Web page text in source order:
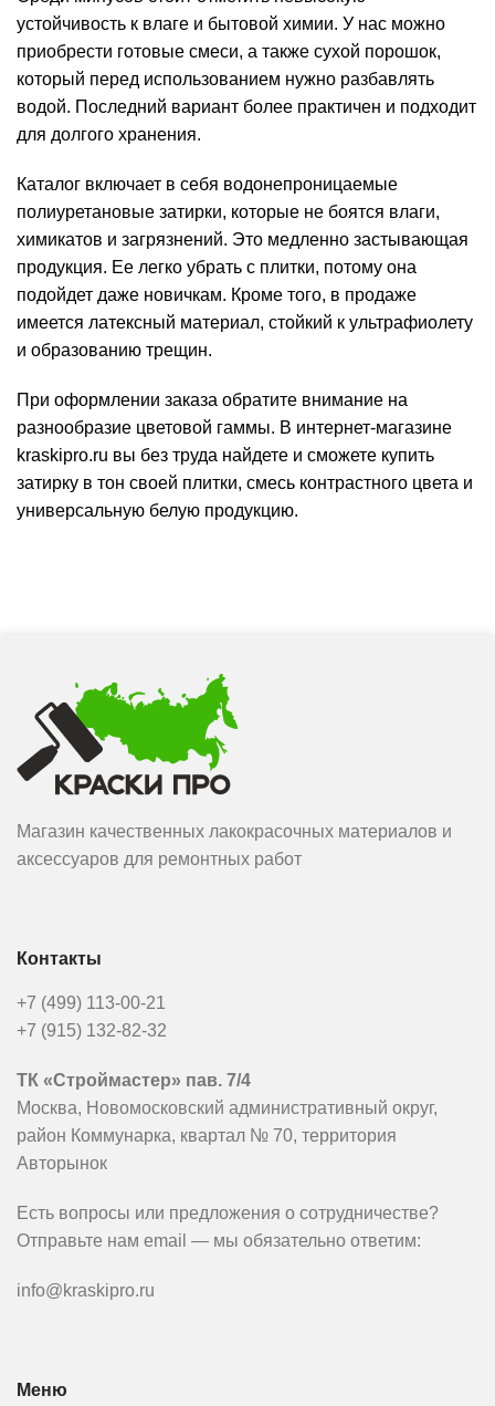
устойчивость к влаге и бытовой химии. У нас можно
приобрести готовые смеси, а также сухой порошок,
который перед использованием нужно разбавлять
водой. Последний вариант более практичен и подходит
для долгого хранения.
Каталог включает в себя водонепроницаемые
полиуретановые затирки, которые не боятся влаги,
химикатов и загрязнений. Это медленно застывающая
продукция. Ее легко убрать с плитки, потому она
подойдет даже новичкам. Кроме того, в продаже
имеется латексный материал, стойкий к ультрафиолету
и образованию трещин.
При оформлении заказа обратите внимание на
разнообразие цветовой гаммы. В интернет-магазине
kraskipro.ru вы без труда найдете и сможете купить
затирку в тон своей плитки, смесь контрастного цвета и
универсальную белую продукцию.
Магазин качественных лакокрасочных материалов и
аксессуаров для ремонтных работ
Контакты
+7 (499) 113-00-21
+7 (915) 132-82-32
ТК «Строймастер» пав. 7/4
Москва, Новомосковский административный округ,
район Коммунарка, квартал № 70, территория
Авторынок
Есть вопросы или предложения о сотрудничестве?
Отправьте нам email — мы обязательно ответим:
info@kraskipro.ru
Меню